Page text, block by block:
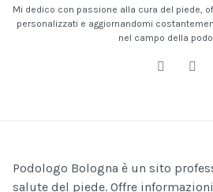
Mi dedico con passione alla cura del piede,
personalizzati e aggiornandomi
nel campo della
Podologo Bologna è un sito
salute del piede. Offre